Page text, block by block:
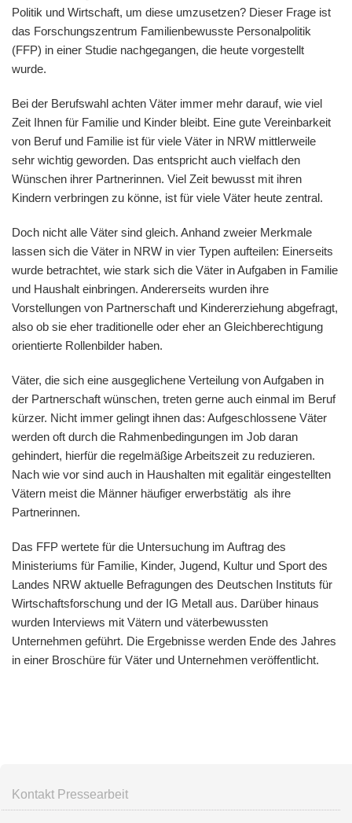
Politik und Wirtschaft, um diese umzusetzen? Dieser Frage ist
das Forschungszentrum Familienbewusste Personalpolitik
(FFP) in einer Studie nachgegangen, die heute vorgestellt
wurde.
Bei der Berufswahl achten Väter immer mehr darauf, wie viel
Zeit Ihnen für Familie und Kinder bleibt. Eine gute Vereinbarkeit
von Beruf und Familie ist für viele Väter in NRW mittlerweile
sehr wichtig geworden. Das entspricht auch vielfach den
Wünschen ihrer Partnerinnen. Viel Zeit bewusst mit ihren
Kindern verbringen zu könne, ist für viele Väter heute zentral.
Doch nicht alle Väter sind gleich. Anhand zweier Merkmale
lassen sich die Väter in NRW in vier Typen aufteilen: Einerseits
wurde betrachtet, wie stark sich die Väter in Aufgaben in Familie
und Haushalt einbringen. Andererseits wurden ihre
Vorstellungen von Partnerschaft und Kindererziehung abgefragt,
also ob sie eher traditionelle oder eher an Gleichberechtigung
orientierte Rollenbilder haben.
Väter, die sich eine ausgeglichene Verteilung von Aufgaben in
der Partnerschaft wünschen, treten gerne auch einmal im Beruf
kürzer. Nicht immer gelingt ihnen das: Aufgeschlossene Väter
werden oft durch die Rahmenbedingungen im Job daran
gehindert, hierfür die regelmäßige Arbeitszeit zu reduzieren.
Nach wie vor sind auch in Haushalten mit egalitär eingestellten
Vätern meist die Männer häufiger erwerbstätig als ihre
Partnerinnen.
Das FFP wertete für die Untersuchung im Auftrag des
Ministeriums für Familie, Kinder, Jugend, Kultur und Sport des
Landes NRW aktuelle Befragungen des Deutschen Instituts für
Wirtschaftsforschung und der IG Metall aus. Darüber hinaus
wurden Interviews mit Vätern und väterbewussten
Unternehmen geführt. Die Ergebnisse werden Ende des Jahres
in einer Broschüre für Väter und Unternehmen veröffentlicht.
Kontakt Pressearbeit